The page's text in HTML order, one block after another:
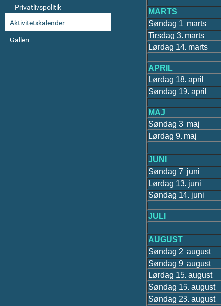
Privatlivspolitik
Aktivitetskalender
Galleri
MARTS
Søndag 1. marts
Tirsdag 3. marts
Lørdag 14. marts
APRIL
Lørdag 18. april
Søndag 19. april
MAJ
Søndag 3. maj
Lørdag 9. maj
JUNI
Søndag 7. juni
Lørdag 13. juni
Søndag 14. juni
JULI
AUGUST
Søndag 2. august
Søndag 9. august
Lørdag 15. august
Søndag 16. august
Søndag 23. august